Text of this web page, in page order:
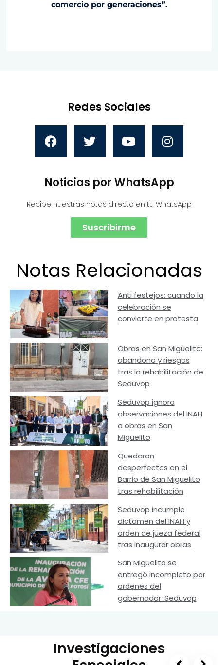
comercio por generaciones”.
Redes Sociales
Noticias por WhatsApp
Recibe nuestras notas directo en tu WhatsApp
Suscribirme
Notas Relacionadas
Anti festejos: cuando la
celebración se
convierte en protesta
Obras en San Miguelito:
abandono y riesgos
tras la rehabilitación de
Seduvop
Seduvop ignora
observaciones del INAH
a obras en San
Miguelito
Quedaron
desperfectos en el
Barrio de San Miguelito
tras rehabilitación
Seduvop incumple
dictamen del INAH y
orden de jueza federal
tras inaugurar obras
San Miguelito se
entregó incompleto por
ordenes del
gobernador: Seduvop
Investigaciones